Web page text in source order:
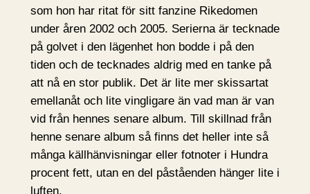
som hon har ritat för sitt fanzine Rikedomen
under åren 2002 och 2005. Serierna är tecknade
på golvet i den lägenhet hon bodde i på den
tiden och de tecknades aldrig med en tanke på
att nå en stor publik. Det är lite mer skissartat
emellanåt och lite vingligare än vad man är van
vid från hennes senare album. Till skillnad från
henne senare album så finns det heller inte så
många källhänvisningar eller fotnoter i Hundra
procent fett, utan en del påståenden hänger lite i
luften.